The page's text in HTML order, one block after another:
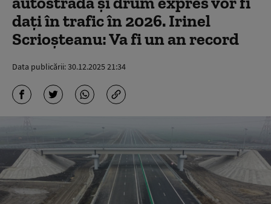
dați în trafic în 2026. Irinel
Scrioşteanu: Va fi un an record
Data publicării:30.12.2025 21:34